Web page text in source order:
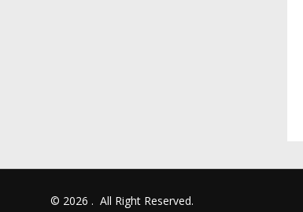
© 2026 . All Right Reserved.